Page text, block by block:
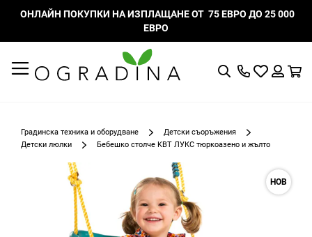
ОНЛАЙН ПОКУПКИ НА ИЗПЛАЩАНЕ ОТ 75 ЕВРО ДО 25 000
ЕВРО
ТърсенеМоят
Градинска техника и оборудване
Детски съоръжения
Детски люлки
Бебешко столче KBT ЛУКС тюркоазено и жълто
НОВ